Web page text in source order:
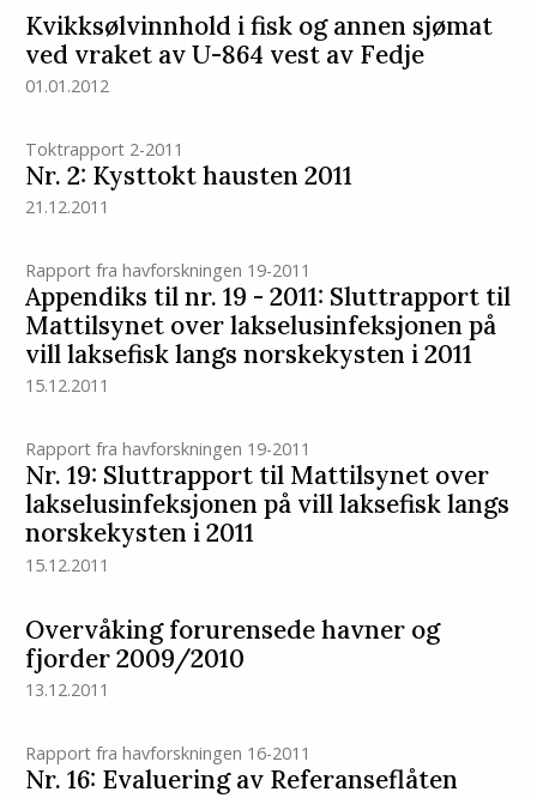
Kvikksølvinnhold i fisk og annen sjømat
ved vraket av U-864 vest av Fedje
01.01.2012
Toktrapport 2-2011
Nr. 2: Kysttokt hausten 2011
21.12.2011
Rapport fra havforskningen 19-2011
Appendiks til nr. 19 - 2011: Sluttrapport til
Mattilsynet over lakselusinfeksjonen på
vill laksefisk langs norskekysten i 2011
15.12.2011
Rapport fra havforskningen 19-2011
Nr. 19: Sluttrapport til Mattilsynet over
lakselusinfeksjonen på vill laksefisk langs
norskekysten i 2011
15.12.2011
Overvåking forurensede havner og
fjorder 2009/2010
13.12.2011
Rapport fra havforskningen 16-2011
Nr. 16: Evaluering av Referanseflåten